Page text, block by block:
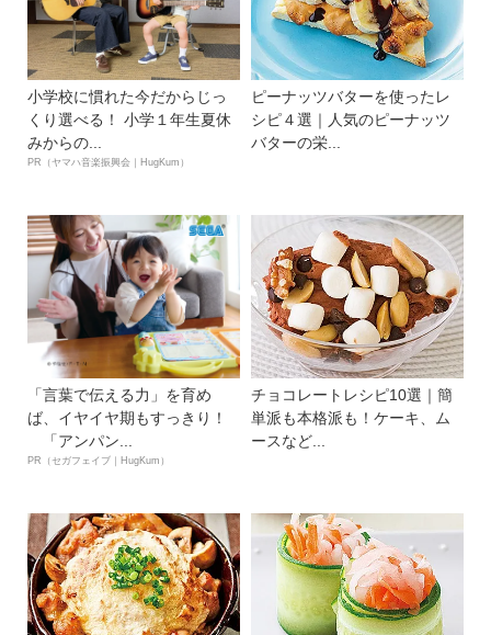
小学校に慣れた今だからじっ
くり選べる！ 小学１年生夏休
みからの...
PR（ヤマハ音楽振興会｜HugKum）
ピーナッツバターを使ったレ
シピ４選｜人気のピーナッツ
バターの栄...
「言葉で伝える力」を育め
ば、イヤイヤ期もすっきり！
「アンパン...
PR（セガフェイブ｜HugKum）
チョコレートレシピ10選｜簡
単派も本格派も！ケーキ、ム
ースなど...